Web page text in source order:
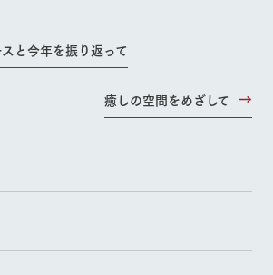
と今年を振り返って
癒しの空間をめざして